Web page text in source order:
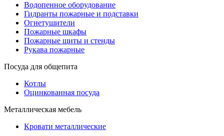
Водопенное оборудование
Гидранты пожарные и подставки
Огнетушители
Пожарные шкафы
Пожарные щиты и стенды
Рукава пожарные
Посуда для общепита
Котлы
Оцинкованная посуда
Металлическая мебель
Кровати металлические